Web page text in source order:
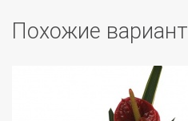
Похожие